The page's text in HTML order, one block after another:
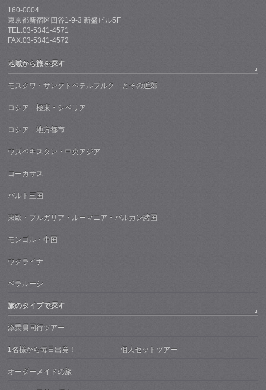
160-0004
東京都新宿区四谷1-9-3 新盛ビル5F
TEL:03-5341-4571
FAX:03-5341-4572
地域から旅を探す
モスクワ・サンクトペテルブルク とその近郊
ロシア 極東・シベリア
ロシア 地方都市
ウズベキスタン・中央アジア
コーカサス
バルト三国
東欧・ブルガリア・ルーマニア・バルカン諸国
モンゴル・中国
ウクライナ
ベラルーシ
旅のタイプで探す
添乗員同行ツアー
1名様から毎日出発！ 個人セットツアー
オーダーメイドの旅